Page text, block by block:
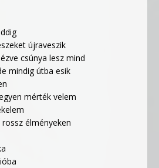
újraveszik
csúnya lesz mind
mindig útba esik
mérték velem
élményeken